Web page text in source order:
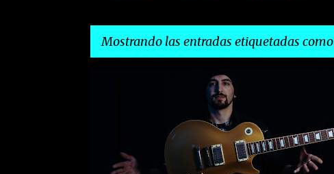
Mostrando las entradas etiquetadas como
CLASICO